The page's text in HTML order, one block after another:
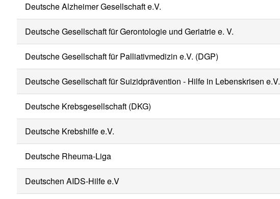
Deutsche Alzheimer Gesellschaft e.V.
Deutsche Gesellschaft für Gerontologie und Geriatrie e. V.
Deutsche Gesellschaft für Palliativmedizin e.V. (DGP)
Deutsche Gesellschaft für Suizidprävention - Hilfe in Lebenskrisen e.V.
Deutsche Krebsgesellschaft (DKG)
Deutsche Krebshilfe e.V.
Deutsche Rheuma-Liga
Deutschen AIDS-Hilfe e.V